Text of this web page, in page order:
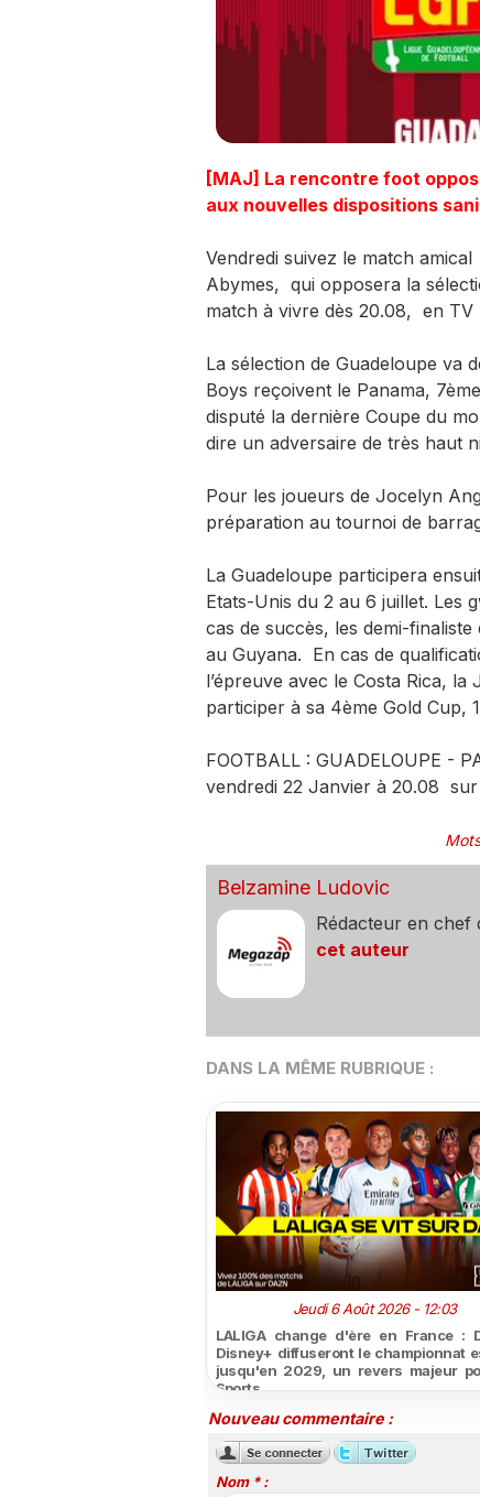
[MAJ] La rencontre foot
aux nouvelles dispositions
Vendredi suivez le match
Abymes, qui opposera la
match à vivre dès 20.08, en TV
La sélection de Guadeloupe va
Boys reçoivent le Panama,
disputé la dernière Coupe du
dire un adversaire de très haut
Pour les joueurs de Jocelyn
préparation au tournoi de
La Guadeloupe participera
Etats-Unis du 2 au 6 juillet. Les
cas de succès, les demi-
au Guyana. En cas de
l’épreuve avec le Costa Rica,
participer à sa 4ème Gold Cup,
FOOTBALL : GUADELOUPE -
vendredi 22 Janvier à 20.08 sur
Belzamine Ludovic
Rédacteur en chef
cet auteur
DANS LA MÊME RUBRIQUE :
Jeudi 6 Août 2026 - 12:03
LALIGA change d'ère en France :
Disney+ diffuseront le championnat
jusqu'en 2029, un revers majeur
Sports
Nouveau commentaire :
Nom * :